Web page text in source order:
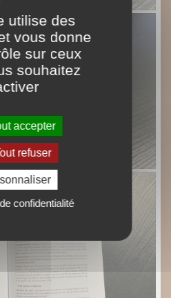
utilise des
vous donne
sur ceux
souhaitez
accepter
refuser
confidentialité